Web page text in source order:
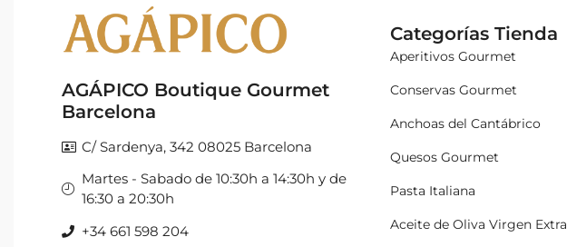
AGÁPICO Boutique Gourmet
Barcelona
C/ Sardenya, 342 08025 Barcelona
Martes - Sabado de 10:30h a 14:30h y de
16:30 a 20:30h
+34 661 598 204
Categorías Tienda
Aperitivos Gourmet
Conservas Gourmet
Anchoas del Cantábrico
Quesos Gourmet
Pasta Italiana
Aceite de Oliva Virgen Extra